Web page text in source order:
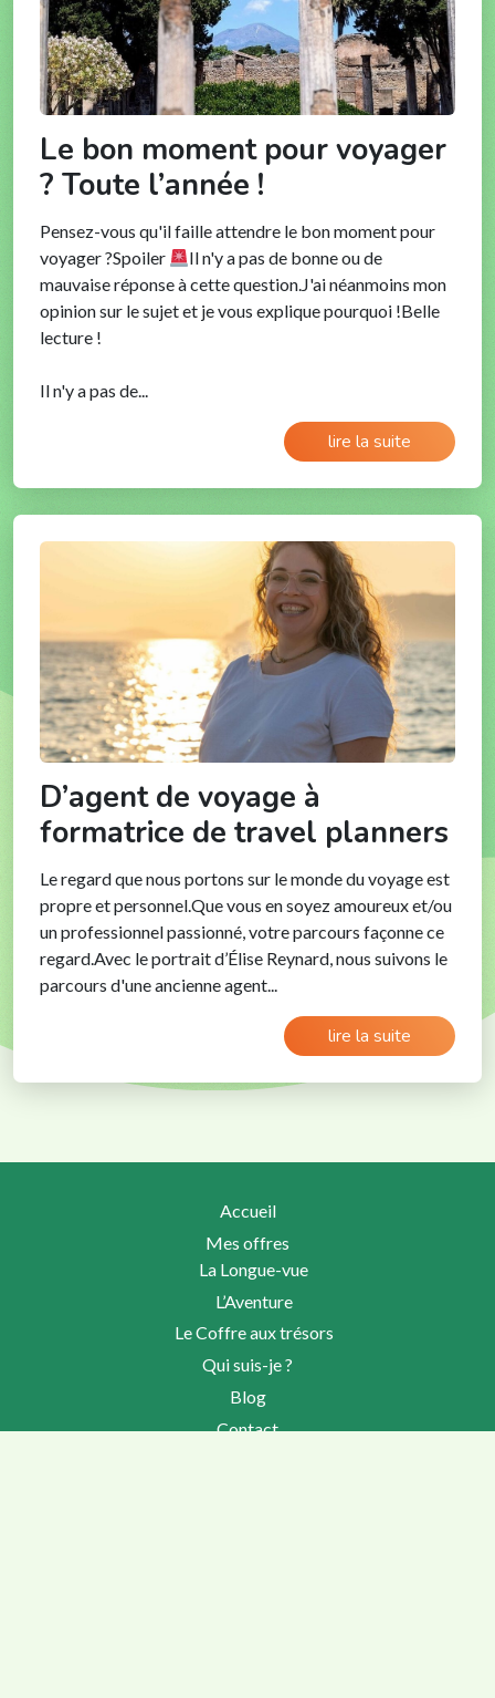
Le bon moment pour voyager
? Toute l’année !
Pensez-vous qu'il faille attendre le bon moment pour
voyager ?Spoiler
Il n'y a pas de bonne ou de
mauvaise réponse à cette question.J'ai néanmoins mon
opinion sur le sujet et je vous explique pourquoi !Belle
lecture !
Il n'y a pas de...
lire la suite
D’agent de voyage à
formatrice de travel planners
Le regard que nous portons sur le monde du voyage est
propre et personnel.Que vous en soyez amoureux et/ou
un professionnel passionné, votre parcours façonne ce
regard.Avec le portrait d’Élise Reynard, nous suivons le
parcours d'une ancienne agent...
lire la suite
Accueil
Mes offres
La Longue-vue
L’Aventure
Le Coffre aux trésors
Qui suis-je ?
Blog
Contact